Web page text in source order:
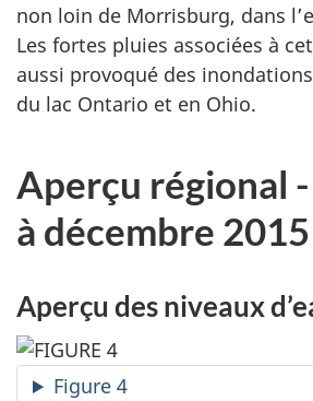
non loin de Morrisburg, dans
Les fortes pluies associées à
aussi provoqué des
du lac Ontario et en Ohio.
Aperçu régional
à décembre 2015
Aperçu des niveaux
Figure 4